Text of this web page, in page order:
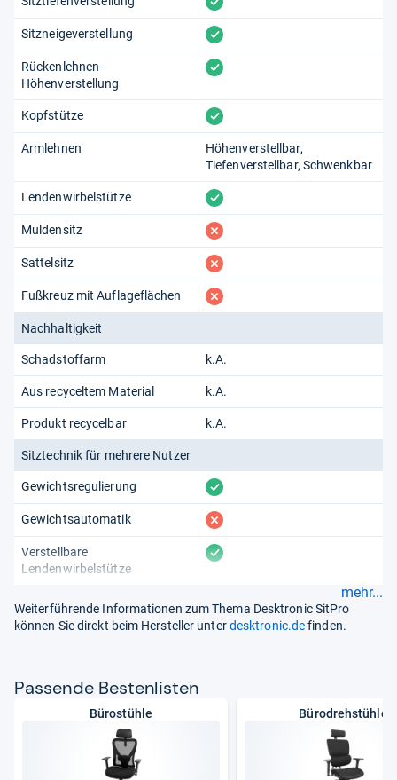
Sitzneigeverstellung vorhanden
Rückenlehnen-
Höhenverstellung
vorhanden
Kopfstütze vorhanden
Armlehnen
Höhenverstellbar
Tiefenverstellbar Schwenkbar
Lendenwirbelstütze vorhanden
Muldensitz fehlt
Sattelsitz fehlt
Fußkreuz mit Auflageflächen fehlt
Nachhaltigkeit
Schadstoffarm k.A.
Aus recyceltem Material k.A.
Produkt recycelbar k.A.
Sitztechnik für mehrere Nutzer
Gewichtsregulierung vorhanden
Gewichtsautomatik fehlt
Verstellbare
Lendenwirbelstütze
vorhanden
mehr...
Weiterführende Informationen zum Thema Desktronic SitPro
können Sie direkt beim Hersteller unterdesktronic.definden.
Pas­sende Bes­ten­lis­ten
Bürostühle Bürodrehstühle